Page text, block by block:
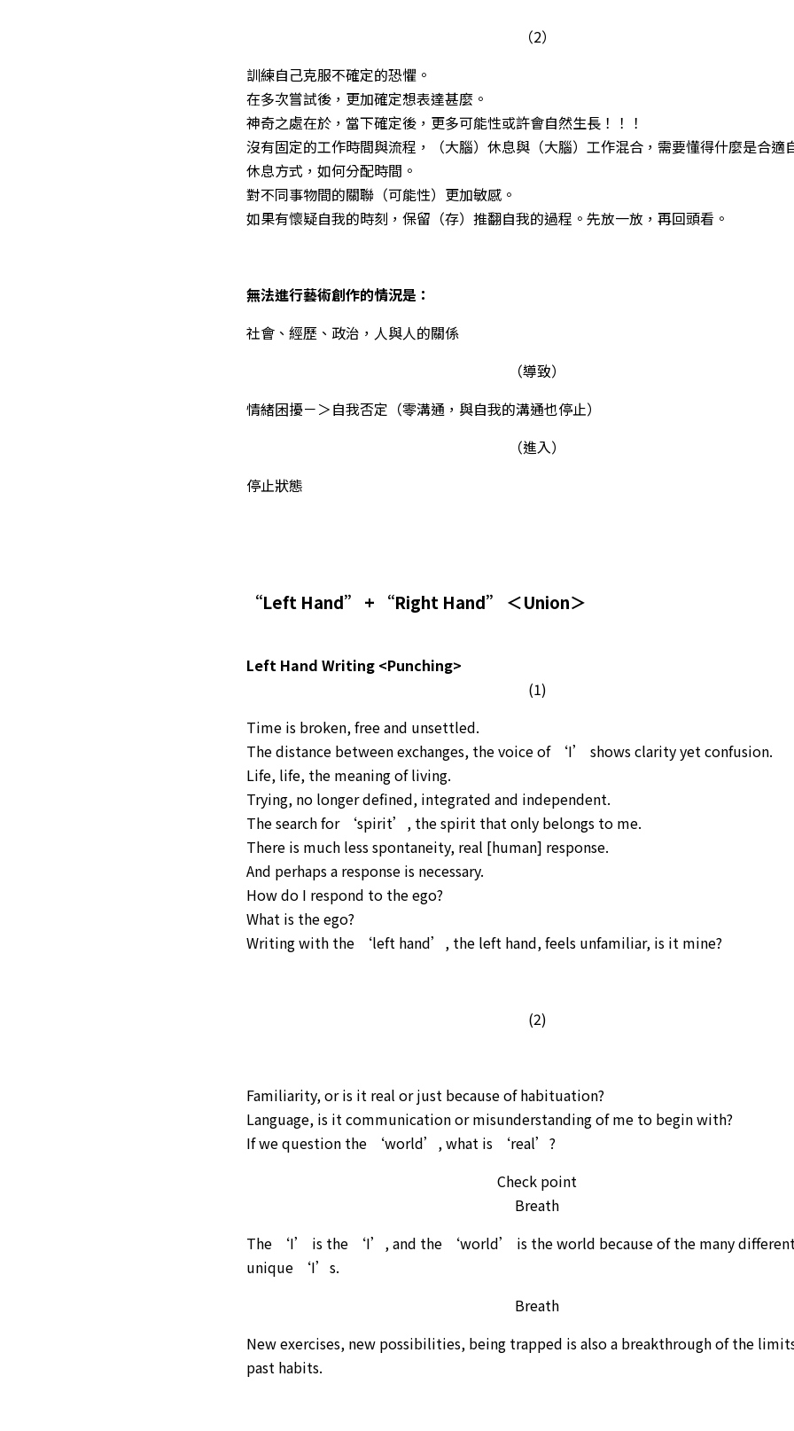
（2）
訓練自己克服不確定的恐懼。
在多次嘗試後，更加確定想表達甚麼。
神奇之處在於，當下確定後，更多可能性或許會自然生長！！！
沒有固定的工作時間與流程，（大腦）休息與（大腦）工作混合，需要懂得什麼是合適
休息方式，如何分配時間。
對不同事物間的關聯（可能性）更加敏感。
如果有懷疑自我的時刻，保留（存）推翻自我的過程。先放一放，再回頭看。
無法進行藝術創作的情況是：
社會、經歷、政治，人與人的關係
（導致）
情緒困擾－＞自我否定（零溝通，與自我的溝通也停止）
（進入）
停止狀態
“Left Hand” + “Right Hand” ＜Union＞
Left Hand Writing <Punching>
(1)
Time is broken, free and unsettled.
The distance between exchanges, the voice of ‘I’ shows clarity yet confusion.
Life, life, the meaning of living.
Trying, no longer defined, integrated and independent.
The search for ‘spirit’, the spirit that only belongs to me.
There is much less spontaneity, real [human] response.
And perhaps a response is necessary.
How do I respond to the ego?
What is the ego?
Writing with the ‘left hand’, the left hand, feels unfamiliar, is it mine?
(2)
Familiarity, or is it real or just because of habituation?
Language, is it communication or misunderstanding of me to begin with?
If we question the ‘world’, what is ‘real’?
Check point
Breath
The ‘I’ is the ‘I’, and the ‘world’ is the world because of the many
unique ‘I’s.
Breath
New exercises, new possibilities, being trapped is also a breakthrough of the
past habits.